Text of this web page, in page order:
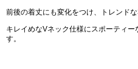
前後の着丈にも変化をつけ、トレンド
キレイめなVネック仕様にスポーティ
す。